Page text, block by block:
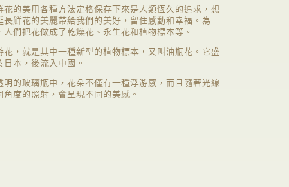
花的美用各種方法定格保存下來是人類恆久的追求，想
長鮮花的美麗帶給我們的美好，留住感動和幸福。為
人們把花做成了乾燥花、永生花和植物標本等。
花，就是其中一種新型的植物標本，又叫油瓶花。它盛
日本，後流入中國。
明的玻璃瓶中，花朵不僅有一種浮游感，而且隨著光線
角度的照射，會呈現不同的美感。